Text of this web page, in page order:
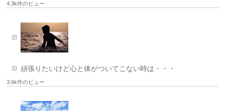
4.3k件のビュー
頑張りたいけど心と体がついてこない時は・・・
3.6k件のビュー